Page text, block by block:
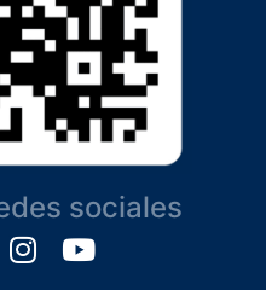
sociales